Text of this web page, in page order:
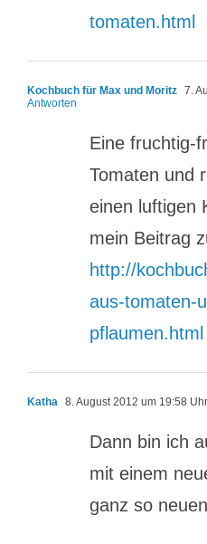
tomaten.html
Kochbuch für Max und Moritz 7.
Antworten
Eine fruchtig-
Tomaten und
einen luftigen
mein Beitrag
http://
aus-tomaten-
pflaumen.html
Katha 8. August 2012 um 19:58 Uhr
Dann bin ich
mit einem
ganz so